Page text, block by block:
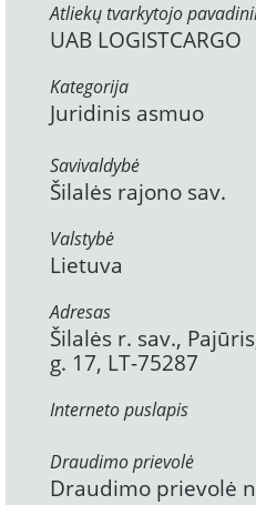
Atliekų tvarkytojo
UAB LOGISTCARGO
Kategorija
Juridinis asmuo
Savivaldybė
Šilalės rajono sav.
Valstybė
Lietuva
Adresas
Šilalės r. sav.,
g. 17, LT-75287
Interneto puslapis
Draudimo prievolė
Draudimo prievolė